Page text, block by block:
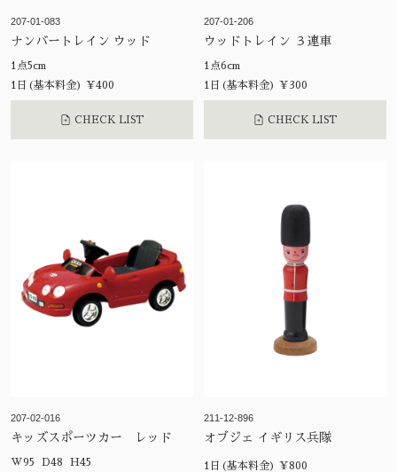
207-01-083
ナンバートレイン ウッド
1点5cm
1日(基本料金) ¥400
CHECK LIST
207-01-206
ウッドトレイン ３連車
1点6cm
1日(基本料金) ¥300
CHECK LIST
207-02-016
キッズスポーツカー レッド
W95 D48 H45
211-12-896
オブジェ イギリス兵隊
1日(基本料金) ¥800